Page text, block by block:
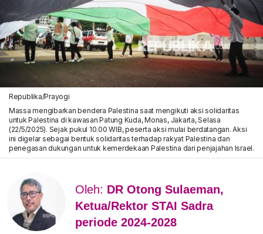
Republika/Prayogi
Massa mengibarkan bendera Palestina saat mengikuti aksi solidaritas
untuk Palestina di kawasan Patung Kuda, Monas, Jakarta, Selasa
(22/5/2025). Sejak pukul 10.00 WIB, peserta aksi mulai berdatangan. Aksi
ini digelar sebagai bentuk solidaritas terhadap rakyat Palestina dan
penegasan dukungan untuk kemerdekaan Palestina dari penjajahan Israel.
Oleh: DR Otong Sulaeman,
Ketua/Rektor STAI Sadra
periode 2024-2028